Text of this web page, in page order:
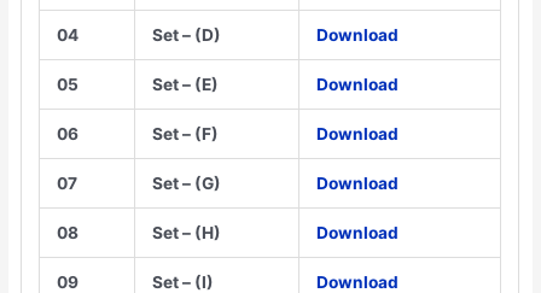
04 Set – (D) Download
05 Set – (E) Download
06 Set – (F) Download
07 Set – (G) Download
08 Set – (H) Download
09 Set – (I) Download